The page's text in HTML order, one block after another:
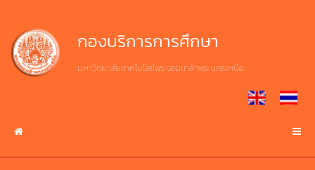
content
กองบริการการศึกษา
มหาวิทยาลัยเทคโนโลยีพระจอมเกล้าพระนครเหนือ
Home
งาน
งาน
บริการ
มจพ.
เกี่ยว
กับ
กบศ.
ความ
มา